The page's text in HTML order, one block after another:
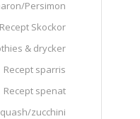
Persimon
Recept Skockor
& drycker
Recept sparris
Recept spenat
zucchini